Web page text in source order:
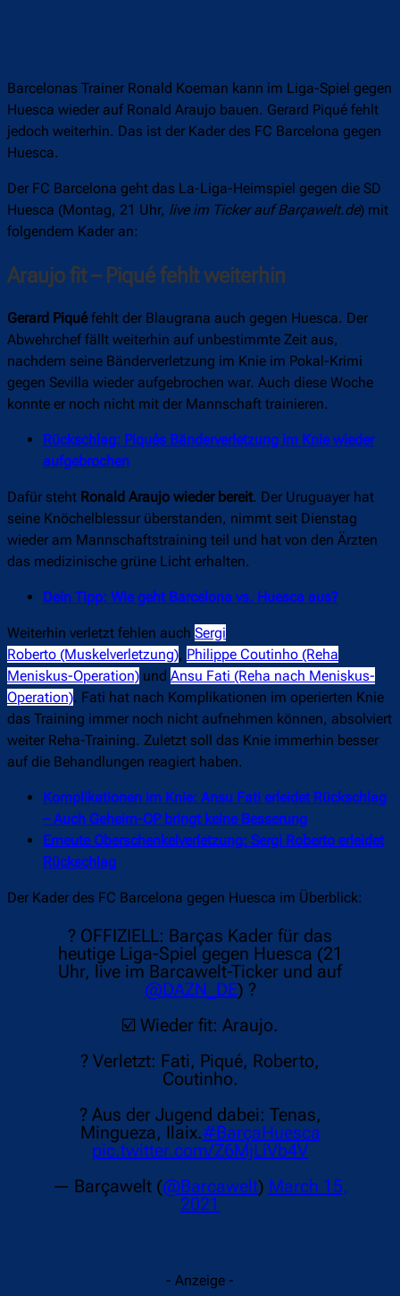
Barcelonas Trainer Ronald Koeman kann im Liga-Spiel gegen
Huesca wieder auf Ronald Araujo bauen. Gerard Piqué fehlt
jedoch weiterhin. Das ist der Kader des FC Barcelona gegen
Huesca.
Der FC Barcelona geht das La-Liga-Heimspiel gegen die SD
Huesca (Montag, 21 Uhr, live im Ticker auf Barçawelt.de) mit
folgendem Kader an:
Araujo fit – Piqué fehlt weiterhin
Gerard Piquéfehlt der Blaugrana auch gegen Huesca. Der
Abwehrchef fällt weiterhin auf unbestimmte Zeit aus,
nachdem seine Bänderverletzung im Knie im Pokal-Krimi
gegen Sevilla wieder aufgebrochen war. Auch diese Woche
konnte er noch nicht mit der Mannschaft trainieren.
Rückschlag: Piqués Bänderverletzung im Knie wieder
aufgebrochen
Dafür steht Ronald Araujo wieder bereit. Der Uruguayer hat
seine Knöchelblessur überstanden, nimmt seit Dienstag
wieder am Mannschaftstraining teil und hat von den Ärzten
das medizinische grüne Licht erhalten.
Dein Tipp: Wie geht Barcelona vs. Huesca aus?
Weiterhin verletzt fehlen auch Sergi
Roberto (Muskelverletzung), Philippe Coutinho (Reha
Meniskus-Operation) und Ansu Fati (Reha nach Meniskus-
Operation). Fati hat nach Komplikationen im operierten Knie
das Training immer noch nicht aufnehmen können, absolviert
weiter Reha-Training. Zuletzt soll das Knie immerhin besser
auf die Behandlungen reagiert haben.
Komplikationen im Knie: Ansu Fati erleidet Rückschlag
– Auch Geheim-OP bringt keine Besserung
Erneute Oberschenkelverletzung: Sergi Roberto erleidet
Rückschlag
Der Kader des FC Barcelona gegen Huesca im Überblick:
? OFFIZIELL: Barças Kader für das
heutige Liga-Spiel gegen Huesca (21
Uhr, live im Barcawelt-Ticker und auf
@DAZN_DE) ?
☑️ Wieder fit: Araujo.
? Verletzt: Fati, Piqué, Roberto,
Coutinho.
? Aus der Jugend dabei: Tenas,
Mingueza, Ilaix.#BarçaHuesca
pic.twitter.com/Z6MjLiVb4V
— Barçawelt (@Barcawelt) March 15,
2021
- Anzeige -